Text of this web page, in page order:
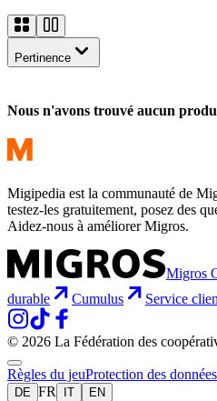
Pertinence
Nous n'avons trouvé aucun
Migipedia est la communauté de
testez-les gratuitement, posez des
Aidez-nous à améliorer Migros.
Migros
durable
Cumulus Service
© 2026 La Fédération des
Règles du jeuProtection des données
DE FR IT EN